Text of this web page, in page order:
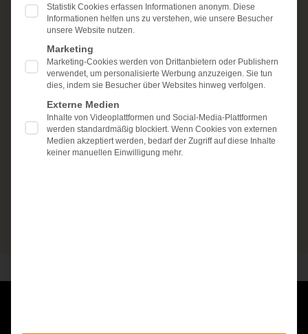
Kostenlose Erstberatung
Statistik Cookies erfassen Informationen anonym. Diese
Informationen helfen uns zu verstehen, wie unsere Besucher
unsere Website nutzen.
Marketing
Marketing-Cookies werden von Drittanbietern oder Publishern
verwendet, um personalisierte Werbung anzuzeigen. Sie tun
dies, indem sie Besucher über Websites hinweg verfolgen.
Externe Medien
Inhalte von Videoplattformen und Social-Media-Plattformen
werden standardmäßig blockiert. Wenn Cookies von externen
Medien akzeptiert werden, bedarf der Zugriff auf diese Inhalte
keiner manuellen Einwilligung mehr.